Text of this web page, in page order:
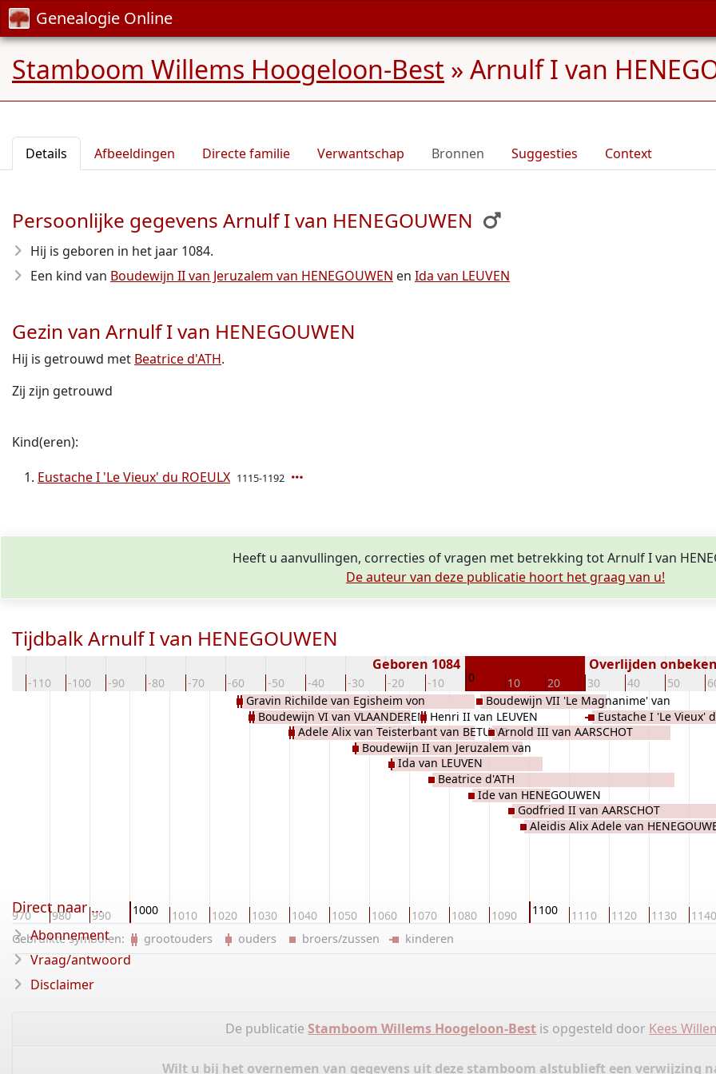
Genealogie Online
Stamboom Willems Hoogeloon-Best » Arnulf I van
Details Afbeeldingen Directe familie Verwantschap Bronnen Suggesties Context
Persoonlijke gegevens Arnulf I van HENEGOUWEN
Hij is geboren in het jaar 1084.
Een kind van Boudewijn II van Jeruzalem van HENEGOUWEN en Ida van LEUVEN
Gezin van Arnulf I van HENEGOUWEN
Hij is getrouwd met Beatrice d'ATH.
Zij zijn getrouwd
Kind(eren):
Eustache I 'Le Vieux' du ROEULX 1115-1192
Heeft u aanvullingen, correcties of vragen met betrekking tot Arnulf I van
De auteur van deze publicatie hoort het graag van u!
Tijdbalk Arnulf I van HENEGOUWEN
-110 -100 -90 -80 -70 -60 -50 -40 -30 -20 -10 0 10 20 30 40 50
Geboren 1084 Overlijden
970 980 990 1000 1010 1020 1030 1040 1050 1060 1070 1080 1090 1100 1110 1120 1130 1140
Gravin Richilde van Egisheim von
Hennegau van HENEGOUWEN
Boudewijn VI van VLAANDEREN
Adele Alix van Teisterbant van BETUWE
Boudewijn II van Jeruzalem van
HENEGOUWENIda van LEUVEN
Henri II van LEUVEN
Beatrice d'ATH
Ide van HENEGOUWEN
Boudewijn VII 'Le Magnanime' van
HENEGOUWEN
Arnold III van AARSCHOT
Godfried II van AARSCHOT
Aleidis Alix Adele van
Eustache I 'Le Vieux'
Gebruikte symbolen: grootouders ouders broers/zussen kinderen
De publicatieStamboom Willems Hoogeloon-Best is opgesteld door Kees
Wilt u bij het overnemen van gegevens uit deze stamboom alstublieft een verwijzing
Direct naar ...
Abonnement
Vraag/antwoord
Disclaimer